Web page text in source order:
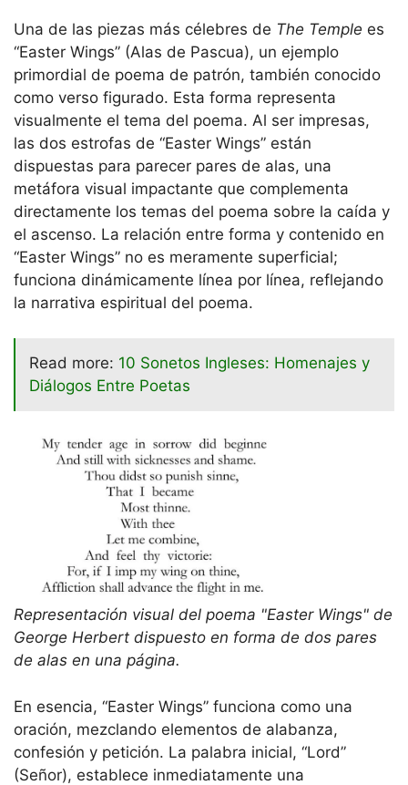
Una de las piezas más célebres de The Temple es
“Easter Wings” (Alas de Pascua), un ejemplo
primordial de poema de patrón, también conocido
como verso figurado. Esta forma representa
visualmente el tema del poema. Al ser impresas,
las dos estrofas de “Easter Wings” están
dispuestas para parecer pares de alas, una
metáfora visual impactante que complementa
directamente los temas del poema sobre la caída y
el ascenso. La relación entre forma y contenido en
“Easter Wings” no es meramente superficial;
funciona dinámicamente línea por línea, reflejando
la narrativa espiritual del poema.
Read more: 10 Sonetos Ingleses: Homenajes y
Diálogos Entre Poetas
Representación visual del poema "Easter Wings" de
George Herbert dispuesto en forma de dos pares
de alas en una página.
En esencia, “Easter Wings” funciona como una
oración, mezclando elementos de alabanza,
confesión y petición. La palabra inicial, “Lord”
(Señor), establece inmediatamente una